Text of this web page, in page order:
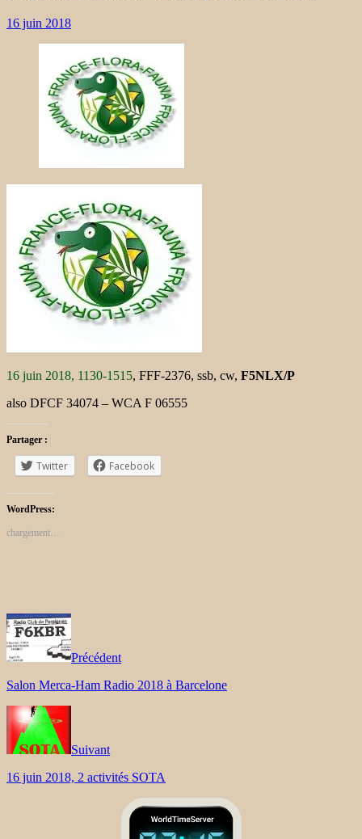
16 juin 2018
16 juin 2018, 1130-1515, FFF-2376, ssb, cw, F5NLX/P
also DFCF 34074 – WCA F 06555
Partager :
Twitter Facebook
WordPress:
chargement…
Précédent
Salon Merca-Ham Radio 2018 à Barcelone
Suivant
16 juin 2018, 2 activités SOTA